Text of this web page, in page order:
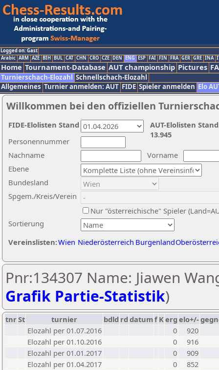
Logged on: Gast
Arabic ARM AZE BIH BUL CAT CHN CRO CZE DEN ENG ESP FAI FIN FRA GER GRE INA
Home Tournament-Database AUT championship Pictures
Turnierschach-Elozahl Schnellschach-Elozahl
Allgemeines Turnier anmelden: AUT FIDE Spieler anmelden Elo
Willkommen bei den offiziellen
Nachname
Vorname
Ebene
Sortierung
Personennummer
Bundesland
Spgem./Kreis/Verein
Nur "österreichische" Spieler
Vereinslisten:Wien Niederösterreich Burgenland
AUT-Elolisten
13.945
FIDE-Elolisten Stand
Pnr:134307 Name: Jiawen
Grafik Partie-Statistik)
tnrSt turnier bdld rd datumf Kerg elo+/-
Elozahl per 01.07.2016
0
920
Elozahl per 01.10.2016
0
916
Elozahl per 01.01.2017
0
909
Elozahl per 01.04.2017
0
852